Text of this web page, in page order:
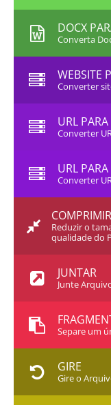
DOCX
Converta
WEBSITE
Converter
URL
Converter
URL
Converter
COMPRIMIR
Reduzir o
qualidade do
JUNTAR
Junte
Separe um
GIRE
Gire o